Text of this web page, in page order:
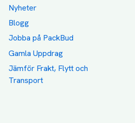
Nyheter
Blogg
Jobba på PackBud
Gamla Uppdrag
Jämför Frakt, Flytt och
Transport